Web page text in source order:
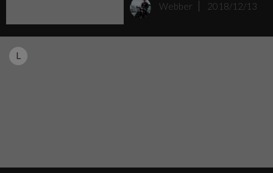
Webber 2018/12/13
L